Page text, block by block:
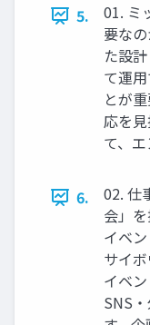
5.
01. ミ
要な
た設
て運
とが
応を
て、
6.
02. 仕
会」
イベ
サイ
イベ
SNS